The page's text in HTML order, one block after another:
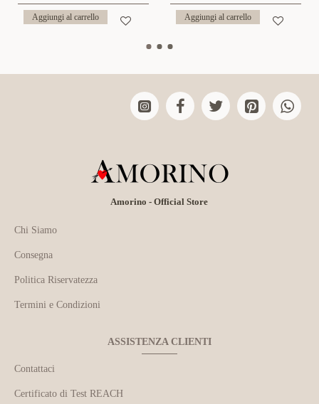
Aggiungi al carrello Aggiungi al carrello
Amorino - Official Store
Chi Siamo
Consegna
Politica Riservatezza
Termini e Condizioni
ASSISTENZA CLIENTI
Contattaci
Certificato di Test REACH